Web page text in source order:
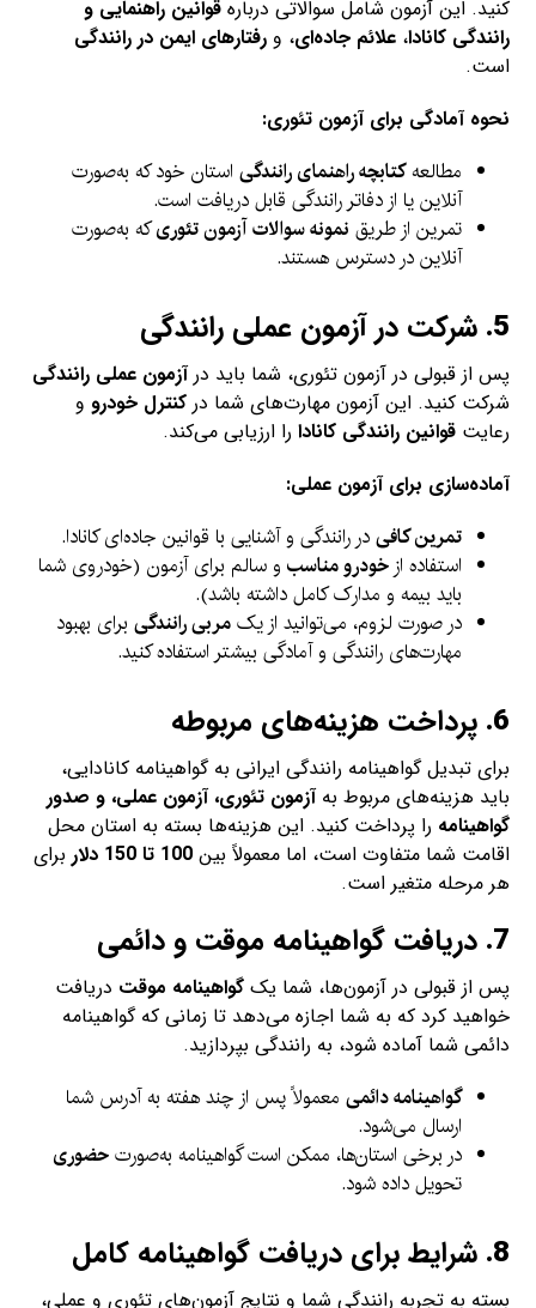
کنید. این آزمون شامل سوالاتی دربارهقوانین راهنمایی و
رانندگی کانادا،علائم جاده‌ای، ورفتارهای ایمن در رانندگی
است.
نحوه آمادگی برای آزمون تئوری:
مطالعهکتابچه راهنمای رانندگی استان خود که به‌صورت
آنلاین یا از دفاتر رانندگی قابل دریافت است.
تمرین از طریق نمونه سوالات آزمون تئوریکه به‌صورت
آنلاین در دسترس هستند.
5. شرکت در آزمون عملی رانندگی
پس از قبولی در آزمون تئوری، شما باید درآزمون عملی رانندگی
شرکت کنید. این آزمون مهارت‌های شما درکنترل خودرو و
رعایتقوانین رانندگی کانادا را ارزیابی می‌کند.
آماده‌سازی برای آزمون عملی:
تمرین کافیدر رانندگی و آشنایی با قوانین جاده‌ای کانادا.
استفاده ازخودرو مناسب و سالم برای آزمون (خودروی شما
باید بیمه و مدارک کامل داشته باشد).
در صورت لزوم، می‌توانید از یکمربی رانندگی برای بهبود
مهارت‌های رانندگی و آمادگی بیشتر استفاده کنید.
6. پرداخت هزینه‌های مربوطه
برای تبدیل گواهینامه رانندگی ایرانی به گواهینامه کانادایی،
باید هزینه‌های مربوط بهآزمون تئوری، آزمون عملی، و صدور
گواهینامه را پرداخت کنید. این هزینه‌ها بسته به استان محل
اقامت شما متفاوت است، اما معمولاً بین100 تا 150 دلار
برای
هر مرحله متغیر است.
7. دریافت گواهینامه موقت و دائمی
پس از قبولی در آزمون‌ها، شما یکگواهینامه موقت دریافت
خواهید کرد که به شما اجازه می‌دهد تا زمانی که گواهینامه
دائمی شما آماده شود، به رانندگی بپردازید.
گواهینامه دائمی معمولاً پس از چند هفته به آدرس شما
ارسال می‌شود.
در برخی استان‌ها، ممکن است گواهینامه به‌صورتحضوری
تحویل داده شود.
8. شرایط برای دریافت گواهینامه کامل
بسته به تجربه رانندگی شما و نتایج آزمون‌های تئوری و عملی،